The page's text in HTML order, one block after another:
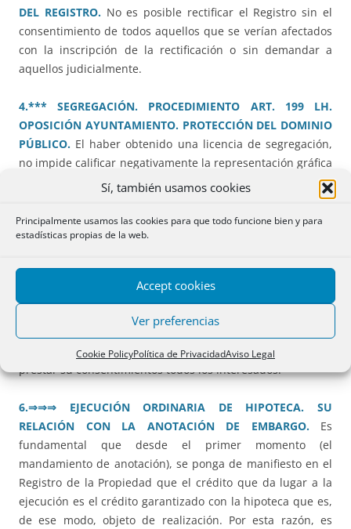
Sí, también usamos cookies
Principalmente usamos las cookies para que todo funcione bien y para
estadísticas propias de la web.
Accept cookies
Ver preferencias
Cookie PolicyPolítica de PrivacidadAviso Legal
DEL REGISTRO.No es posible rectificar el Registro sin el
consentimiento de todos aquellos que se verían afectados
con la inscripción de la rectificación o sin demandar a
aquellos judicialmente.
4.*** SEGREGACIÓN. PROCEDIMIENTO ART. 199 LH.
OPOSICIÓN AYUNTAMIENTO. PROTECCIÓN DEL DOMINIO
PÚBLICO. El haber obtenido una licencia de segregación,
no impide calificar negativamente la representación gráfica
alternativa de unas fincas por posible invasión del dominio
público, manifestada en escrito de oposición por el mismo
Ayuntamiento.
inmatriculación en fincas de concentración parcelaria sólo
pueden intentarse solucionar por la vía del
si el registrador aprecia previamente la coincidencia total o
parcial de las fincas de origen y de reemplazo, debiendo
prestar su consentimientos todos los interesados.
6.⇒⇒⇒ EJECUCIÓN ORDINARIA DE HIPOTECA. SU
RELACIÓN CON LA ANOTACIÓN DE EMBARGO.Es
fundamental que desde el primer momento (el
mandamiento de anotación), se ponga de manifiesto en el
Registro de la Propiedad que el crédito que da lugar a la
ejecución es el crédito garantizado con la hipoteca que es,
de ese modo, objeto de realización. Por esta razón, es